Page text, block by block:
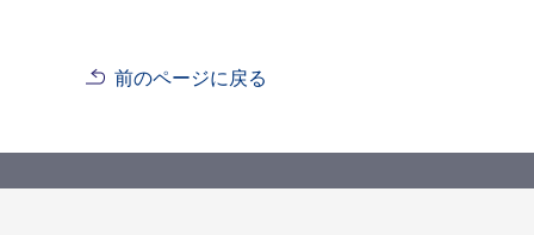
前のページに戻る